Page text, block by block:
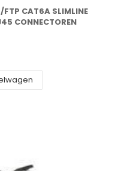
FTP CAT6A SLIMLINE
CONNECTOREN